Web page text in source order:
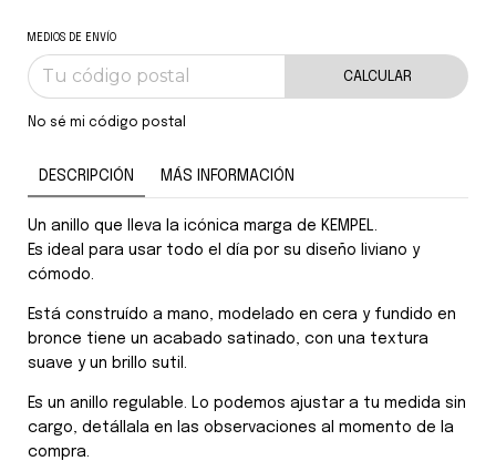
MEDIOS DE ENVÍO
CALCULAR
No sé mi código postal
DESCRIPCIÓN MÁS INFORMACIÓN
Un anillo que lleva la icónica marga de KEMPEL.
Es ideal para usar todo el día por su diseño liviano y
cómodo.
Está construído a mano, modelado en cera y fundido en
bronce tiene un acabado satinado, con una textura
suave y un brillo sutil.
Es un anillo regulable. Lo podemos ajustar a tu medida sin
cargo, detállala en las observaciones al momento de la
compra.